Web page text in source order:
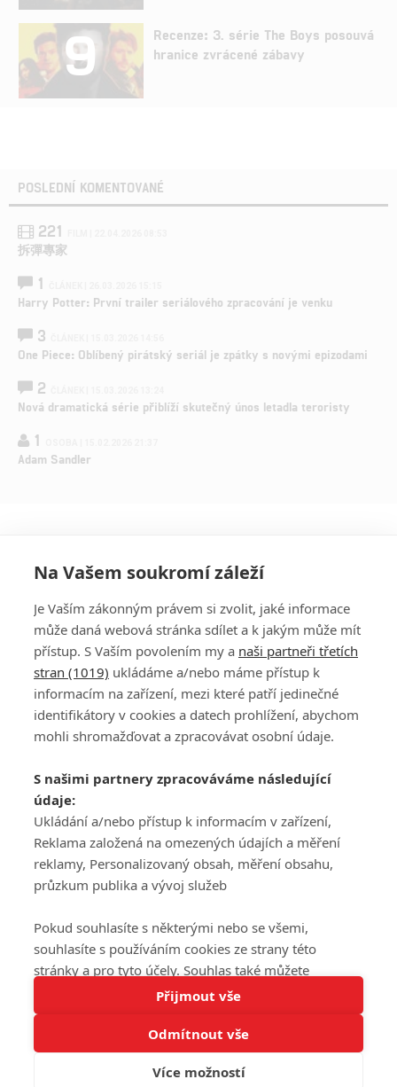
Tato stránka používá soubory cookies.
Rozumím
9
Recenze: 3. série The Boys posouvá
hranice zvrácené zábavy
POSLEDNÍ KOMENTOVANÉ
221
拆彈專家
1
Harry Potter: První trailer seriálového zpracování je venku
3
One Piece: Oblíbený pirátský seriál je zpátky s novými epizodami
2
Nová dramatická série přiblíží skutečný únos letadla teroristy
1
Adam Sandler
PŘIHLÁSIT
REGISTROVAT
DISKUZE
Šéfredaktorkou webu jePetr Slavík, e-mailserialy@fandimefilmu.cz
Máte-li zájem o inzerci na našem webu napište nám na e-mail
studio@koncal.com
Ochrana osobních údajů|Zásady používání cookies |Pravidla webu
Upravit nastavení soukromí
© 2016 – 2026 FandimeSerialum.cz / All rights reserved /
Koncal studio s.r.o., IČO: 03604071, Lýskova 2073/57, Stodůlky, 155
Na Vašem soukromí záleží
Je Vaším zákonným právem si zvolit, jaké informace
může daná webová stránka sdílet a k jakým může mít
přístup. S Vaším povolením my a naši partneři třetích
stran (1019) ukládáme a/nebo máme přístup k
informacím na zařízení, mezi které patří jedinečné
identifikátory v cookies a datech prohlížení, abychom
mohli shromažďovat a zpracovávat osobní údaje.
S našimi partnery zpracováváme následující
údaje:
Ukládání a/nebo přístup k informacím v zařízení,
Reklama založená na omezených údajích a měření
reklamy, Personalizovaný obsah, měření obsahu,
průzkum publika a vývoj služeb
Pokud souhlasíte s některými nebo se všemi,
souhlasíte s používáním cookies ze strany této
stránky a pro tyto účely. Souhlas také můžete
odmítnout, ale v takovém případě vám na stránce
nebudou k dispozici některé personalizované funkce.
Vaše volby souhlasu se budou vztahovat pouze na
tuto webovou stránku. Vaše nastavení a odvolání
souhlasu můžete kdykoli změnit na stránce s
Přijmout vše
Odmítnout vše
Více možností